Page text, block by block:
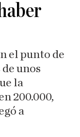
el punto de
unos
la
200.000,
a